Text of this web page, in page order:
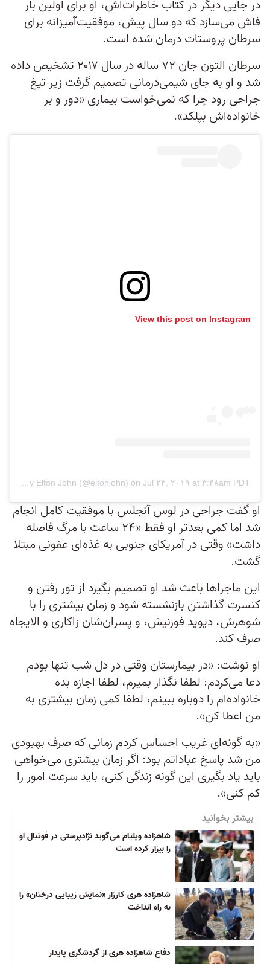
در جایی دیگر در کتاب خاطرات‌اش، او برای اولین بار
فاش می‌سازد که دو سال پیش، موفقیت‌آمیزانه برای
سرطان پروستات درمان شده است.
سرطان التون جان ۷۲ ساله در سال ۲۰۱۷ تشخیص داده
شد و او به جای شیمی‌درمانی تصمیم گرفت زیر تیغ
جراحی رود چرا که نمی‌خواست بیماری «دور و بر
خانواده‌اش بپلکد».
View this post on Instagram
on Jul ۲۳, ۲۰۱۹ at ۳:۴۸am PDT
او گفت جراحی در لوس‌ آنجلس با موفقیت کامل انجام
شد اما کمی بعدتر او فقط «۲۴ ساعت با مرگ فاصله
داشت» وقتی در آمریکای جنوبی به غذه‌ای عفونی مبتلا
گشت.
این ماجراها باعث شد او تصمیم بگیرد از تور رفتن و
کنسرت گذاشتن بازنشسته شود و زمان بیشتری را با
شوهرش، دیوید فورنیش، و پسران‌شان زاکاری و الایجاه
صرف کند.
او نوشت: «در بیمارستان وقتی در دل شب تنها بودم
دعا می‌کردم: لطفا نگذار بمیرم، لطفا اجازه بده
خانواده‌ام را دوباره ببینم، لطفا کمی زمان بیشتری به
من اعطا کن».
«به گونه‌ای غریب احساس کردم زمانی که صرف بهبودی
من شد پاسخ عباداتم بود: اگر زمان بیشتری می‌خواهی
باید یاد بگیری این گونه زندگی کنی، باید سرعت امور را
کم کنی».
بیشتر بخوانید
شاهزاده ویلیام می‌گوید نژادپرستی در فوتبال او
را بیزار کرده است
شاهزاده هری کارزار «نمایش زیبایی درختان» را
به راه انداخت
دفاع شاهزاده هری از گردشگری پایدار